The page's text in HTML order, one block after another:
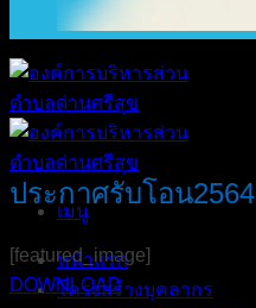
เมนู
หน้าแรก
โครงสร้างบุคลากร
ประกาศรับโอน2564
[featured_image]
DOWNLOAD